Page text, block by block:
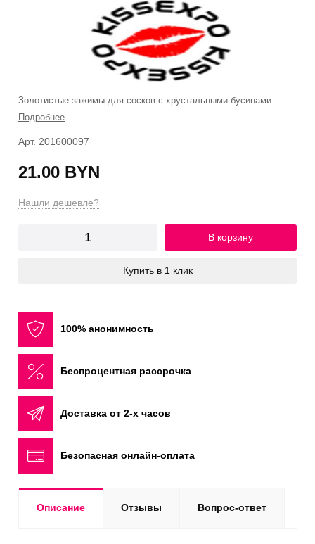
Золотистые зажимы для сосков с хрустальными бусинами
Подробнее
Арт. 201600097
21.00 BYN
Нашли дешевле?
В корзину
Купить в 1 клик
100% анонимность
Беспроцентная рассрочка
Доставка от 2-х часов
Безопасная онлайн-оплата
Описание Отзывы Вопрос-ответ